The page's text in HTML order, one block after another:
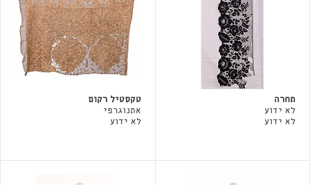
תחרה
לא ידוע
לא ידוע
טקסטיל רקום
אתנוגרפי
לא ידוע